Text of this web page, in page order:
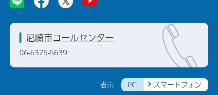
表示 PC スマートフォン
尼崎市コールセンター
06-6375-5639